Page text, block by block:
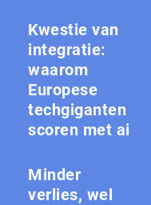
Kwestie van
integratie:
waarom
Europese
techgiganten
scoren met ai
Minder
verlies, wel